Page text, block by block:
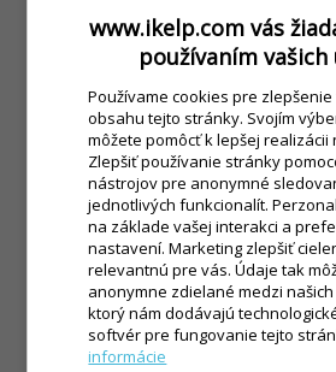
mobile.systemove-poziadavky
požiadavkách. Tieto
závislosti od vývoja aplikácie.
V rámci všetkých edícií a
pravidlá pre férové využívanie
policy), aby bolo
FUP sa aplikuje jednotlivo na
kritériom sú základné hodnoty
možné doplnkovými službami
hodnotami sú 15000
aktívnych objednávok (9
objednávok), 100 stolov/
tovarových položiek, 50
www.ikelp.com vás
používaním vašich
Používame cookies pre
obsahu tejto stránky. Svojím
môžete pomôcť k lepšej realizácii
Zlepšiť používanie stránky
nástrojov pre anonymné
jednotlivých funkcionalít.
na základe vašej interakci a
nastavení. Marketing zlepšiť
relevantnú pre vás. Údaje tak
anonymne zdielané medzi
ktorý nám dodávajú
softvér pre fungovanie tejto
informácie